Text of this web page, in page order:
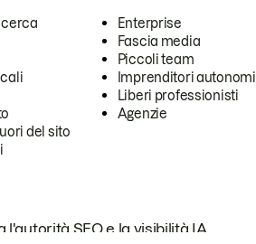
del sito
Enterprise
Fascia media
Piccoli team
Imprenditori autonomi
Liberi professionisti
Agenzie
SEO e la visibilità IA.